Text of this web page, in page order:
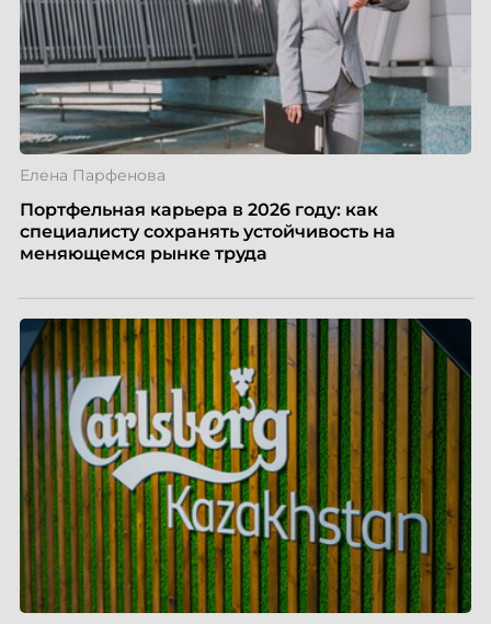
Елена Парфенова
Портфельная карьера в 2026 году: как
специалисту сохранять устойчивость на
меняющемся рынке труда